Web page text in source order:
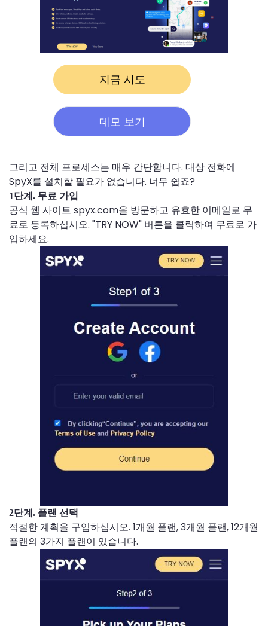
지금 시도
데모 보기
그리고 전체 프로세스는 매우 간단합니다. 대상 전화에
SpyX를 설치할 필요가 없습니다. 너무 쉽죠?
1단계. 무료 가입
공식 웹 사이트 spyx.com을 방문하고 유효한 이메일로 무
료로 등록하십시오. "TRY NOW" 버튼을 클릭하여 무료로 가
입하세요.
2단계. 플랜 선택
적절한 계획을 구입하십시오. 1개월 플랜, 3개월 플랜, 12개월
플랜의 3가지 플랜이 있습니다.